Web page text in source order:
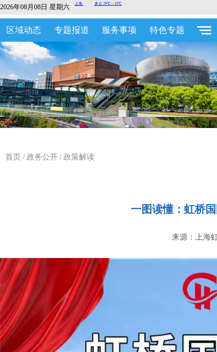
2026年08月08日 星期六
区域动态 专题报道 服务事项 特色专题
首页 /政务公开 /政策解读
一图读懂：虹桥
来源：上海